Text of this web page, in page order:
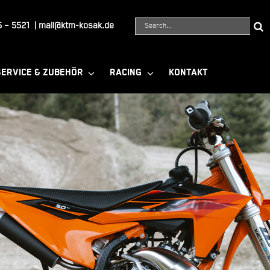
– 5521 mail@ktm-kosak.de
Suche
& ZUBEHÖR RACING KONTAKT